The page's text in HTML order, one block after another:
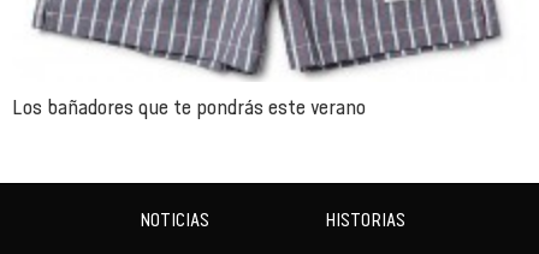
Los bañadores que te pondrás este verano
NOTICIAS HISTORIAS